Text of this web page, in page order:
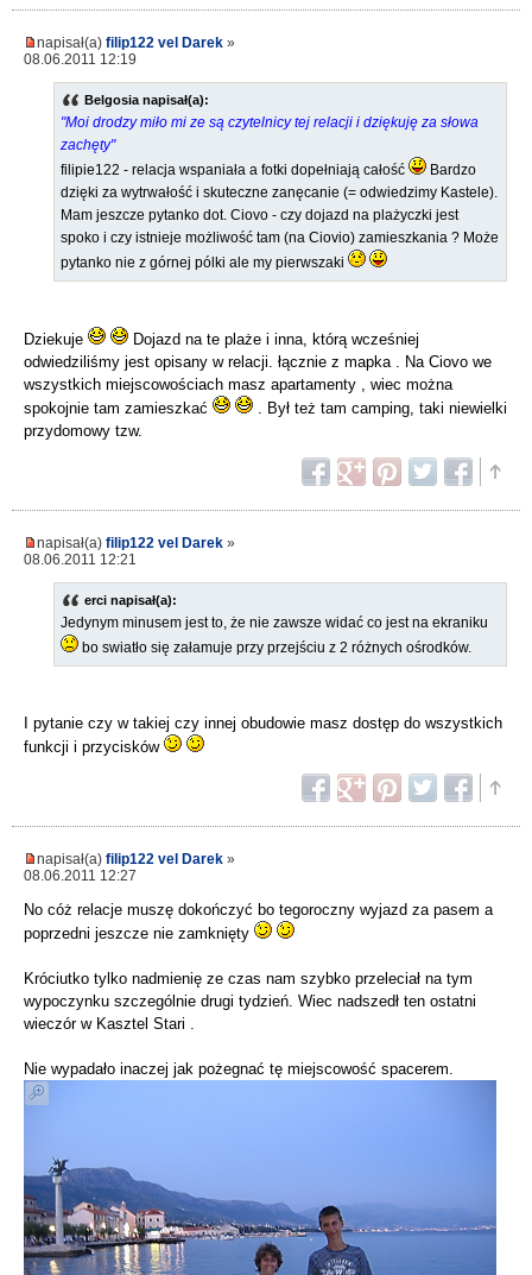
napisał(a) filip122 vel Darek »
08.06.2011 12:19
Belgosia napisał(a):
"Moi drodzy miło mi ze są czytelnicy tej relacji i dziękuję za słowa
zachęty"
filipie122 - relacja wspaniała a fotki dopełniają całość
Bardzo
dzięki za wytrwałość i skuteczne zanęcanie (= odwiedzimy Kastele).
Mam jeszcze pytanko dot. Ciovo - czy dojazd na plażyczki jest
spoko i czy istnieje możliwość tam (na Ciovio) zamieszkania ? Może
pytanko nie z górnej pólki ale my pierwszaki
Dziekuje
Dojazd na te plaże i inna, którą wcześniej
odwiedziliśmy jest opisany w relacji. łącznie z mapka . Na Ciovo we
wszystkich miejscowościach masz apartamenty , wiec można
spokojnie tam zamieszkać
. Był też tam camping, taki niewielki
przydomowy tzw.
napisał(a) filip122 vel Darek »
08.06.2011 12:21
erci napisał(a):
Jedynym minusem jest to, że nie zawsze widać co jest na ekraniku
bo swiatło się załamuje przy przejściu z 2 różnych ośrodków.
I pytanie czy w takiej czy innej obudowie masz dostęp do wszystkich
funkcji i przycisków
napisał(a) filip122 vel Darek »
08.06.2011 12:27
No cóż relacje muszę dokończyć bo tegoroczny wyjazd za pasem a
poprzedni jeszcze nie zamknięty
Króciutko tylko nadmienię ze czas nam szybko przeleciał na tym
wypoczynku szczególnie drugi tydzień. Wiec nadszedł ten ostatni
wieczór w Kasztel Stari .
Nie wypadało inaczej jak pożegnać tę miejscowość spacerem.